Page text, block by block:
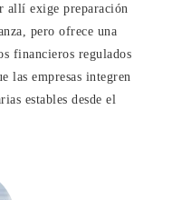
allí exige preparación
pero ofrece una
financieros regulados
las empresas integren
estables desde el